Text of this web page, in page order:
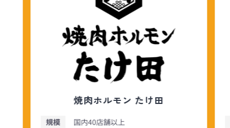
かきのおきて
規模
国内3店舗（直営2店舗／FC1店舗）